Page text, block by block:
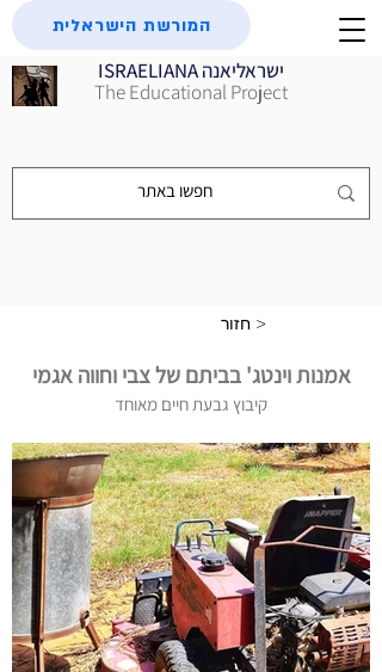
ISRAELIANA ישראליאנה
The Educational Project
המורשת הישראלית
חזור >
אמנות וינטג' בביתם של צבי וחווה אגמי
קיבוץ גבעת חיים מאוחד